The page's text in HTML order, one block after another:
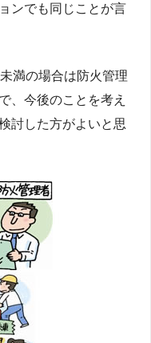
ンでも同じことが言
満の場合は防火管理
、今後のことを考え
討した方がよいと思